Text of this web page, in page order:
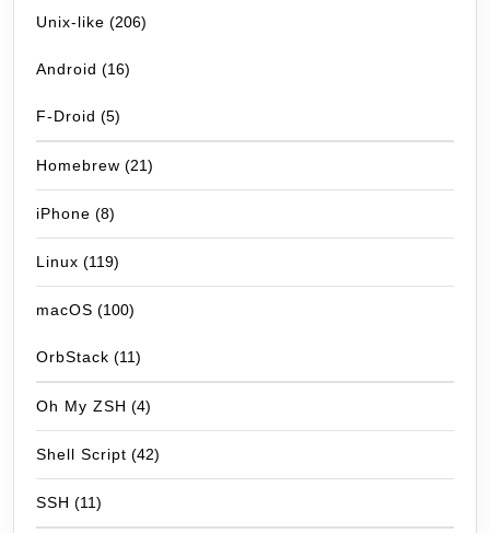
Unix-like (206)
Android (16)
F-Droid (5)
Homebrew (21)
iPhone (8)
Linux (119)
macOS (100)
OrbStack (11)
Oh My ZSH (4)
Shell Script (42)
SSH (11)